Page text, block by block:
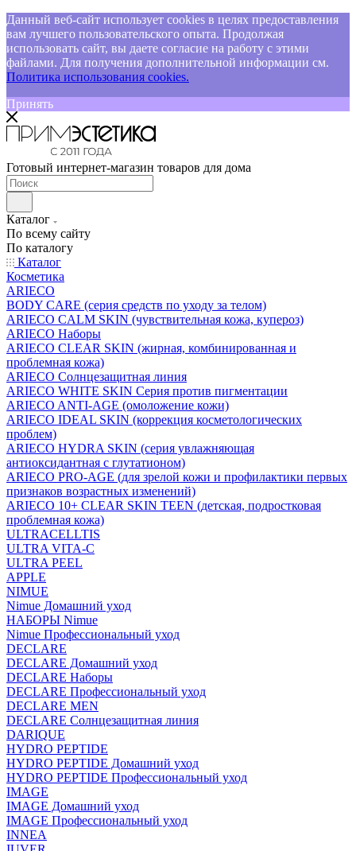
Данный веб-сайт использует cookies в целях предоставления
вам лучшего пользовательского опыта. Продолжая
использовать сайт, вы даете согласие на работу с этими
файлами. Для получения дополнительной информации см.
Политика использования cookies.
Принять
Готовый интернет-магазин товаров для дома
Каталог
По всему сайту
По каталогу
Каталог
Косметика
ARIECO
BODY CARE (серия средств по уходу за телом)
ARIECO CALM SKIN (чувствительная кожа, купероз)
ARIECO Наборы
ARIECO CLEAR SKIN (жирная, комбинированная и
проблемная кожа)
ARIECO Солнцезащитная линия
ARIECO WHITE SKIN Серия против пигментации
ARIECO ANTI-AGE (омоложение кожи)
ARIECO IDEAL SKIN (коррекция косметологических
проблем)
ARIECO HYDRA SKIN (серия увлажняющая
антиоксидантная с глутатионом)
ARIECO PRO-AGE (для зрелой кожи и профилактики первых
признаков возрастных изменений)
ARIECO 10+ CLEAR SKIN TEEN (детская, подростковая
проблемная кожа)
ULTRACELLTIS
ULTRA VITA-C
ULTRA PEEL
APPLE
NIMUE
Nimue Домашний уход
НАБОРЫ Nimue
Nimue Профессиональный уход
DECLARE
DECLARE Домашний уход
DECLARE Наборы
DECLARE Профессиональный уход
DECLARE MEN
DECLARE Солнцезащитная линия
DARIQUE
HYDRO PEPTIDE
HYDRO PEPTIDE Домашний уход
HYDRO PEPTIDE Профессиональный уход
IMAGE
IMAGE Домашний уход
IMAGE Профессиональный уход
INNEA